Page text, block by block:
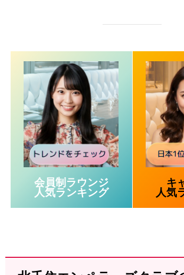
会員制ラウンジ
人気ランキング
キ
人気